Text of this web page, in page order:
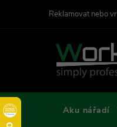
Reklamovat nebo
Aku nářadí